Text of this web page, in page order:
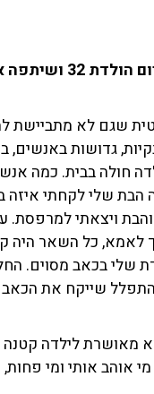
המגישה והסופרת האהובה
שגם לא מתביישת
גדושות באנשים,
חולה בבית. כמה
שלי לקחתי איזה
ויצאתי למרפסת.
לאמא, כל השאר היה
שלי בכאב מסוים.
שייקח את
בת 32 ועוד כמה ימים, אמא
אוהב אותי ומי